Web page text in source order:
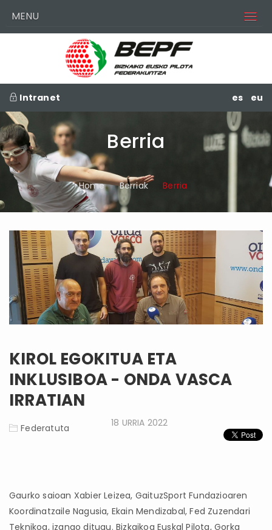
MENU
Intranet es eu
Berria
Home Berriak Berria
KIROL EGOKITUA ETA
INKLUSIBOA - ONDA VASCA
IRRATIAN
Federatuta 18 URRIA 2022
Gaurko saioan Xabier Leizea, GaituzSport Fundazioaren
Koordinatzaile Nagusia, Ekain Mendizabal, Fed Zuzendari
Teknikoa, izango ditugu. Bizkaikoa Euskal Pilota, Gorka